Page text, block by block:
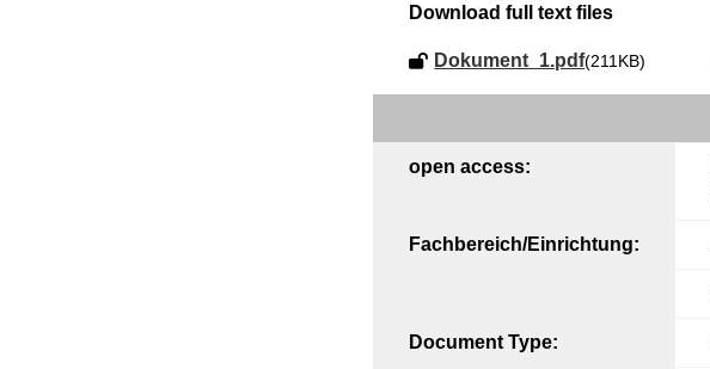
Download full text files
Dokument_1.pdf(211KB)
open access:
Fachbereich/Einrichtung:
Document Type: